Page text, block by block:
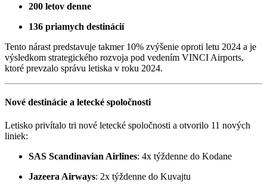
200 letov denne
136 priamych destinácií
Tento nárast predstavuje takmer 10% zvýšenie oproti letu 2024 a je
výsledkom strategického rozvoja pod vedením VINCI Airports,
ktoré prevzalo správu letiska v roku 2024.
Nové destinácie a letecké spoločnosti
Letisko privítalo tri nové letecké spoločnosti a otvorilo 11 nových
liniek:
SAS Scandinavian Airlines: 4x týždenne do Kodane
Jazeera Airways: 2x týždenne do Kuvajtu